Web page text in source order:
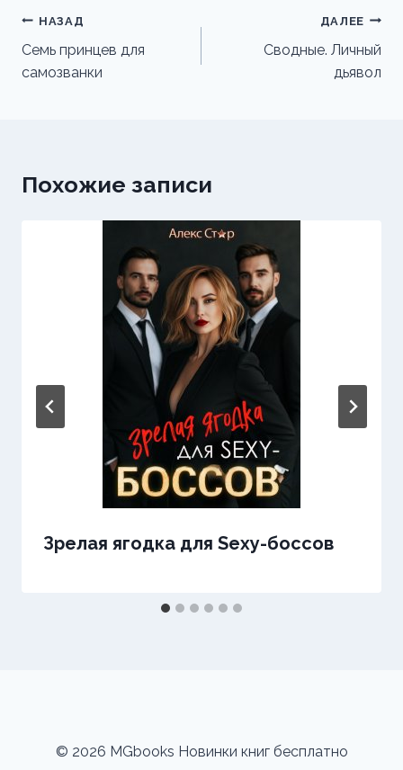
Навигация
по
записям
НАЗАД
Семь принцев для
самозванки
ДАЛЕЕ
Сводные. Личный
дьявол
Похожие записи
Зрелая ягодка для Sexy-боссов
© 2026 MGbooks Новинки книг бесплатно